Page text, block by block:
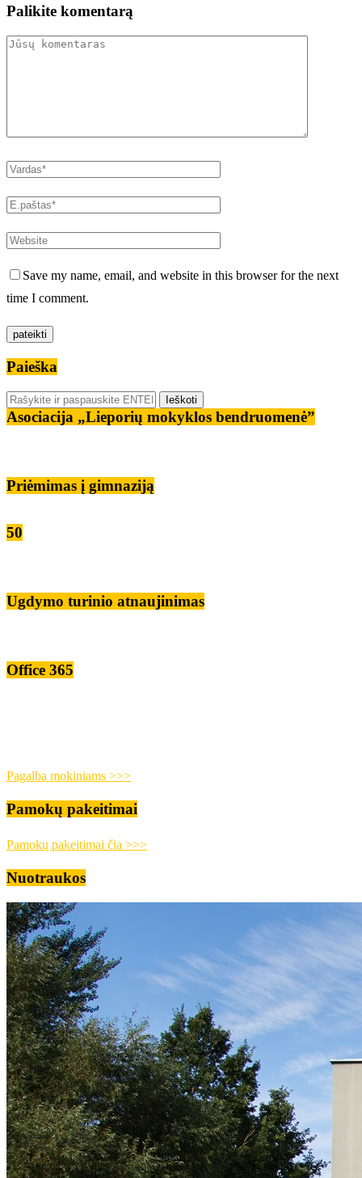
Palikite komentarą
Save my name, email, and website in this browser for the next
time I comment.
Paieška
Asociacija „Lieporių mokyklos bendruomenė”
Priėmimas į gimnaziją
50
Ugdymo turinio atnaujinimas
Office 365
Pagalba mokiniams >>>
Pamokų pakeitimai
Pamokų pakeitimai čia >>>
Nuotraukos